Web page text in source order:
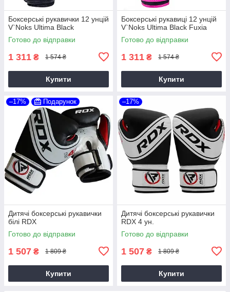
Боксерські рукавички 12 унцій
V`Noks Ultima Black
Готово до відправки
1 311 ₴ 1 574 ₴
Купити
Боксерські рукавиці 12 унцій
V`Noks Ultima Black Fuxia
Готово до відправки
1 311 ₴ 1 574 ₴
Купити
–17% Подарунок
Дитячі боксерські рукавички
білі RDX
Готово до відправки
1 507 ₴ 1 809 ₴
Купити
–17%
Дитячі боксерські рукавички
RDX 4 ун.
Готово до відправки
1 507 ₴ 1 809 ₴
Купити